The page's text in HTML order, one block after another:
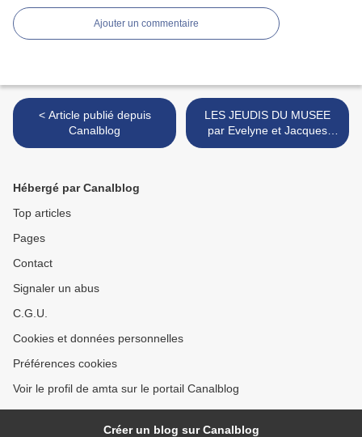
Ajouter un commentaire
< Article publié depuis
Canalblog
LES JEUDIS DU MUSEE
par Evelyne et Jacques
Lanfranchi >
Hébergé par Canalblog
Top articles
Pages
Contact
Signaler un abus
C.G.U.
Cookies et données personnelles
Préférences cookies
Voir le profil de amta sur le portail Canalblog
Créer un blog sur Canalblog